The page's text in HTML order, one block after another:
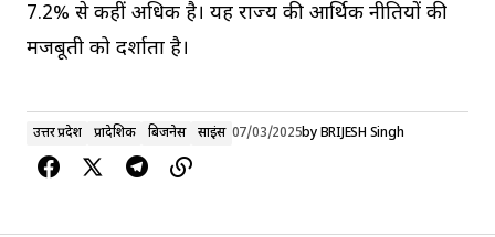
7.2% से कहीं अधिक है। यह राज्य की आर्थिक नीतियों की
मजबूती को दर्शाता है।
उत्तर प्रदेश प्रादेशिक बिजनेस साइंस 07/03/2025byBRIJESH Singh